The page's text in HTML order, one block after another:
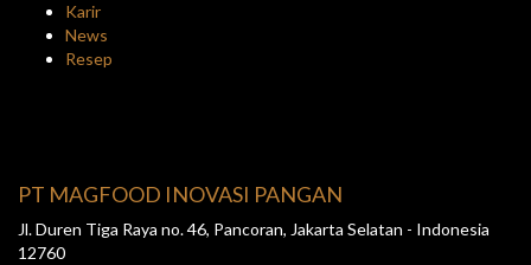
Karir
News
Resep
PT MAGFOOD INOVASI PANGAN
Jl. Duren Tiga Raya no. 46, Pancoran, Jakarta Selatan - Indonesia
12760